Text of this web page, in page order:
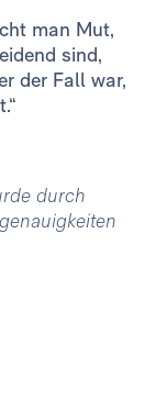
man Mut,
sind,
der Fall war,
durch